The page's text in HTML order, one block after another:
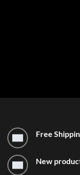
Free
New